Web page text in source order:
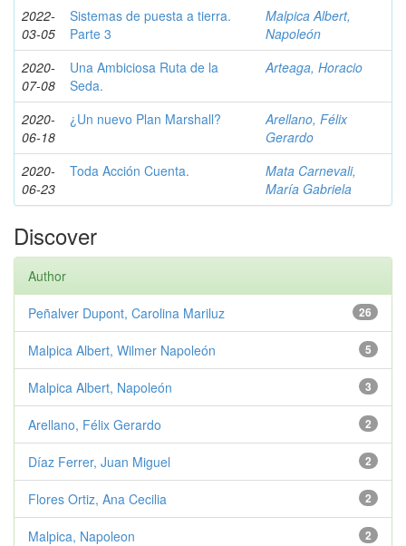
2022-
03-05
Sistemas de puesta a tierra.
Parte 3
Malpica Albert,
Napoleón
2020-
07-08
Una Ambiciosa Ruta de la
Seda.
Arteaga, Horacio
2020-
06-18
¿Un nuevo Plan Marshall?
Arellano, Félix
Gerardo
2020-
06-23
Toda Acción Cuenta.
Mata Carnevali,
María Gabriela
Discover
Author
26
Peñalver Dupont, Carolina Mariluz
5
Malpica Albert, Wilmer Napoleón
3
Malpica Albert, Napoleón
2
Arellano, Félix Gerardo
2
Díaz Ferrer, Juan Miguel
2
Flores Ortiz, Ana Cecilia
2
Malpica, Napoleon